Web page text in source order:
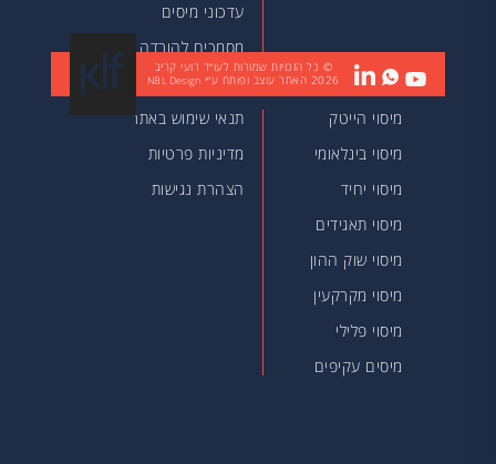
עדכוני מיסים
מסמכים להורדה
מאמרים
מיסוי הייטק
מיסוי בינלאומי
מיסוי יחיד
מיסוי תאגידים
מיסוי שוק ההון
מיסוי מקרקעין
מיסוי פלילי
מיסים עקיפים
תנאי שימוש באתר
מדיניות פרטיות
הצהרת נגישות
© כל הזכויות שמורות לעו״ד רועי קריב
2026 האתר עוצב ופותח ע״י NBL Design